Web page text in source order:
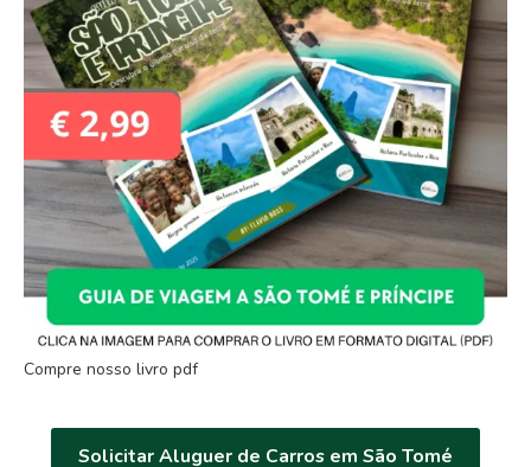
Compre nosso livro pdf
Solicitar Aluguer de Carros em São Tomé